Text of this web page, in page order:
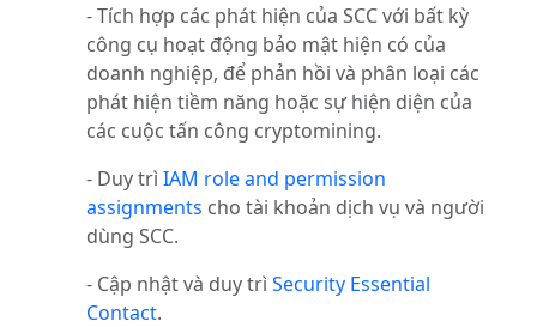
- Tích hợp các phát hiện của SCC với bất kỳ
công cụ hoạt động bảo mật hiện có của
doanh nghiệp, để phản hồi và phân loại các
phát hiện tiềm năng hoặc sự hiện diện của
các cuộc tấn công cryptomining.
- Duy trìIAM role and permission
assignments cho tài khoản dịch vụ và người
dùng SCC.
- Cập nhật và duy trìSecurity Essential
Contact.